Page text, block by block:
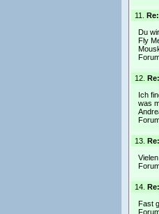
11.
Du
Fly
12.
Ich
was
13.
14.
Fast